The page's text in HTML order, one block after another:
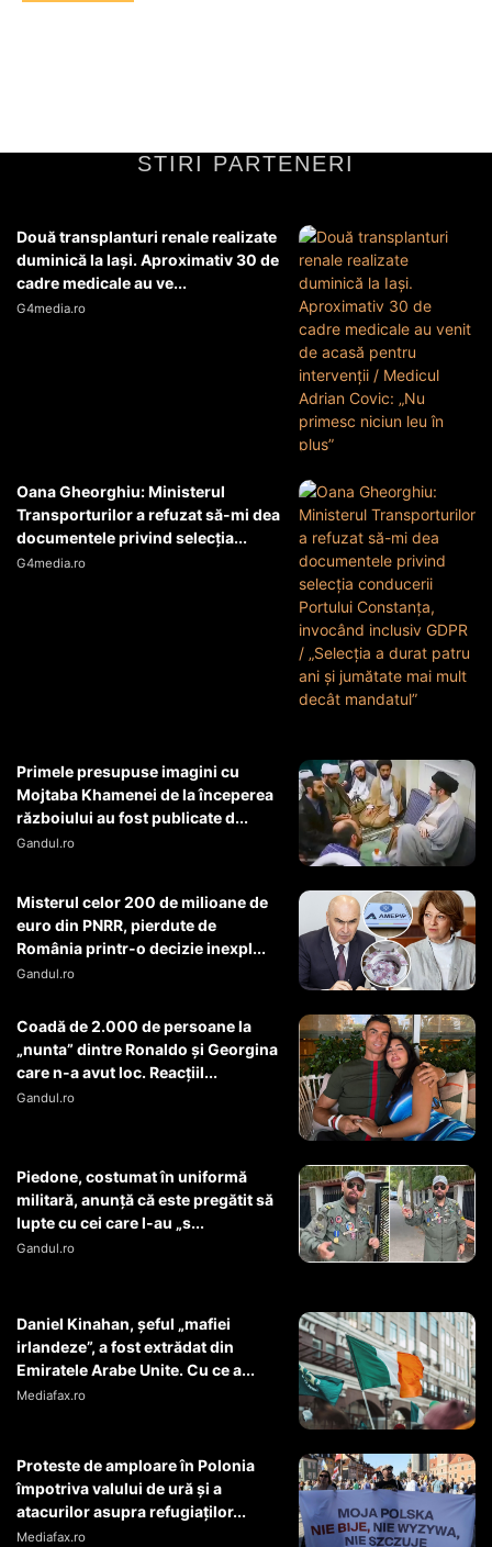
STIRI PARTENERI
Două transplanturi renale realizate
duminică la Iași. Aproximativ 30 de
cadre medicale au ve...
G4media.ro
Oana Gheorghiu: Ministerul
Transporturilor a refuzat să-mi dea
documentele privind selecția...
G4media.ro
Primele presupuse imagini cu
Mojtaba Khamenei de la începerea
războiului au fost publicate d...
Gandul.ro
Misterul celor 200 de milioane de
euro din PNRR, pierdute de
România printr-o decizie inexpl...
Gandul.ro
Coadă de 2.000 de persoane la
„nunta” dintre Ronaldo și Georgina
care n-a avut loc. Reacțiil...
Gandul.ro
Piedone, costumat în uniformă
militară, anunță că este pregătit să
lupte cu cei care l-au „s...
Gandul.ro
Daniel Kinahan, șeful „mafiei
irlandeze”, a fost extrădat din
Emiratele Arabe Unite. Cu ce a...
Mediafax.ro
Proteste de amploare în Polonia
împotriva valului de ură și a
atacurilor asupra refugiaților...
Mediafax.ro